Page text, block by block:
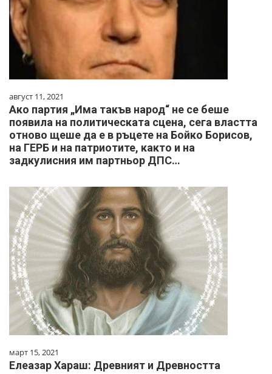
август 11, 2021
Ако партия „Има такъв народ“ не се беше
появила на политическата сцена, сега властта
отново щеше да е в ръцете на Бойко Борисов,
на ГЕРБ и на патриотите, както и на
задкулисния им партньор ДПС…
март 15, 2021
Елеазар Хараш: Древният и Древността